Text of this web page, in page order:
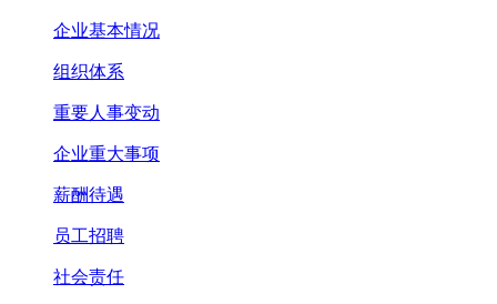
企业基本情况
组织体系
重要人事变动
企业重大事项
薪酬待遇
员工招聘
社会责任